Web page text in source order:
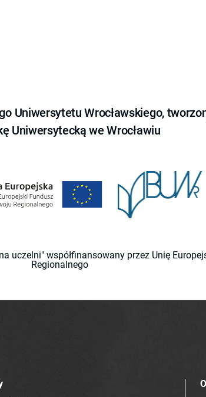
Uniwersytetu Wrocławskiego,
Uniwersytecką we Wrocławiu
uczelni" współfinansowany przez Unię
Regionalnego